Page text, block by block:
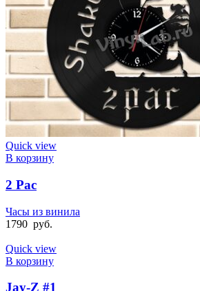
Quick view
В корзину
2 Pac
Часы из винила
1790 руб.
Quick view
В корзину
Jay-Z #1